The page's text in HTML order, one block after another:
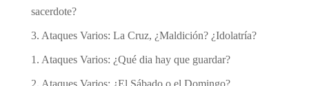
sacerdote?
3. Ataques Varios: La Cruz, ¿Maldición? ¿Idolatría?
1. Ataques Varios: ¿Qué dia hay que guardar?
2. Ataques Varios: ¿El Sábado o el Domingo?